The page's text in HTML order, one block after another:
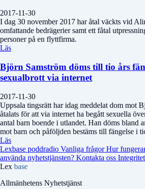
2017-11-30
I dag 30 november 2017 har åtal väckts vid
omfattande bedrägerier samt ett fåtal
personer på en flyttfirma.
Läs
Björn Samström döms till tio års
sexualbrott via internet
2017-11-30
Uppsala tingsrätt har idag meddelat dom mot
åtalats för att via internet ha begått sexuella
antal barn boende i utlandet. Han döms bland
mot barn och påföljden bestäms till fängelse i
Läs
Lexbase poddradio Vanliga frågorHur
använda nyhetstjänsten? Kontakta oss
Lex base
Allmänhetens Nyhetstjänst